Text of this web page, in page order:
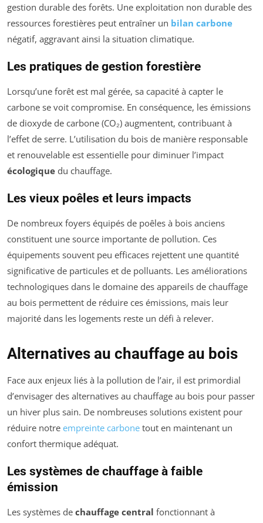
gestion durable des forêts. Une exploitation non durable des
ressources forestières peut entraîner un bilan carbone
négatif, aggravant ainsi la situation climatique.
Les pratiques de gestion forestière
Lorsqu’une forêt est mal gérée, sa capacité à capter le
carbone se voit compromise. En conséquence, les émissions
de dioxyde de carbone (CO₂) augmentent, contribuant à
l’effet de serre. L’utilisation du bois de manière responsable
et renouvelable est essentielle pour diminuer l’impact
écologique du chauffage.
Les vieux poêles et leurs impacts
De nombreux foyers équipés de poêles à bois anciens
constituent une source importante de pollution. Ces
équipements souvent peu efficaces rejettent une quantité
significative de particules et de polluants. Les améliorations
technologiques dans le domaine des appareils de chauffage
au bois permettent de réduire ces émissions, mais leur
majorité dans les logements reste un défi à relever.
Alternatives au chauffage au bois
Face aux enjeux liés à la pollution de l’air, il est primordial
d’envisager des alternatives au chauffage au bois pour passer
un hiver plus sain. De nombreuses solutions existent pour
réduire notre empreinte carbone tout en maintenant un
confort thermique adéquat.
Les systèmes de chauffage à faible
émission
Les systèmes de chauffage central fonctionnant à